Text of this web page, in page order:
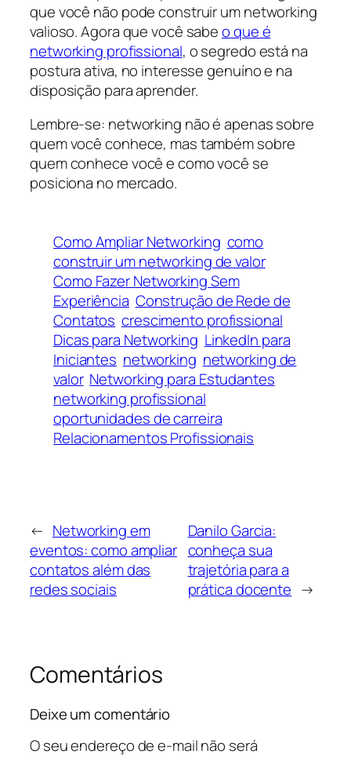
que você não pode construir um networking
valioso. Agora que você sabeo que é
networking profissional, o segredo está na
postura ativa, no interesse genuíno e na
disposição para aprender.
Lembre-se: networking não é apenas sobre
quem você conhece, mas também sobre
quem conhece você e como você se
posiciona no mercado.
Como Ampliar Networking como
construir um networking de valor
Como Fazer Networking Sem
Experiência Construção de Rede de
Contatos crescimento profissional
Dicas para Networking LinkedIn para
Iniciantes networking networking de
valor Networking para Estudantes
networking profissional
oportunidades de carreira
Relacionamentos Profissionais
← Networking em
eventos: como ampliar
contatos além das
redes sociais
Danilo Garcia:
conheça sua
trajetória para a
prática docente →
Comentários
Deixe um comentário
O seu endereço de e-mail não será